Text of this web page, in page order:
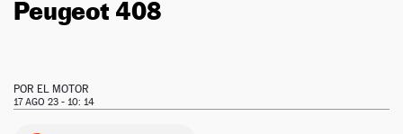
Peugeot 408
POR EL MOTOR
17 AGO 23 - 10: 14